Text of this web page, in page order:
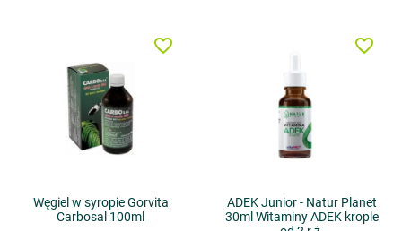
Węgiel w syropie Gorvita
Carbosal 100ml
favorite_border
ADEK Junior - Natur Planet
30ml Witaminy ADEK krople
favorite_border